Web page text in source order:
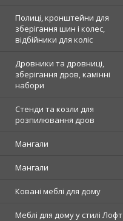
Полиці, кронштейни для
зберігання шин і колес,
відбійники для коліс
Дровники та дровниці,
зберігання дров, камінні
набори
Стенди та козли для
розпилювання дров
Мангали
Мангали
Ковані меблі для дому
Меблі для дому у стилі Лофт